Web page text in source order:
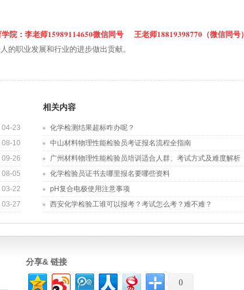
院：李老师15989114650微信同号 王老师18819398770（微信同号）
的职业发展和行业的进步做出贡献。
04-23
08-10
09-26
08-05
03-22
03-27
相关内容
化学检测结果超标咋办呢？
中山材料物理性能检验员考证报名流程全指南
广州材料物理性能检验员培训适合人群、考试方式及难度解析
化学检验员证书去哪里报名要哪些资料
pH复合电极使用注意事项
西安化学检验工谁可以报考？考试怎么考？难不难？
分享& 链接
0